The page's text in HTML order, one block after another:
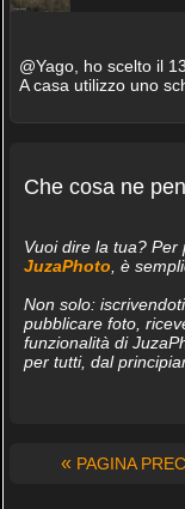
@Yago, ho scelto il
A casa utilizzo uno
Che cosa ne
Vuoi dire la tua?
JuzaPhoto , è
Non solo:
pubblicare foto,
funzionalità di
per tutti, dal
« PAGINA